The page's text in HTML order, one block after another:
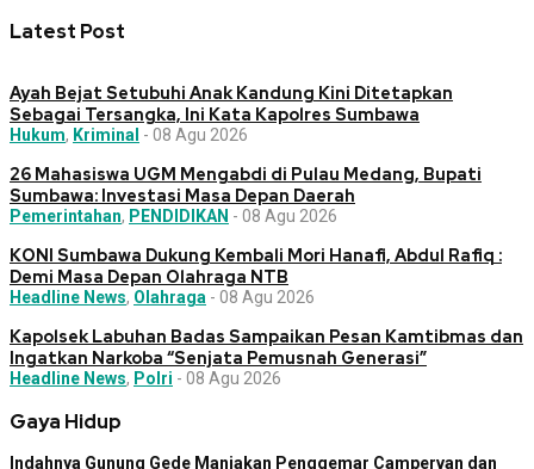
Latest Post
Ayah Bejat Setubuhi Anak Kandung Kini Ditetapkan
Sebagai Tersangka, Ini Kata Kapolres Sumbawa
Hukum, Kriminal - 08 Agu 2026
26 Mahasiswa UGM Mengabdi di Pulau Medang, Bupati
Sumbawa: Investasi Masa Depan Daerah
Pemerintahan, PENDIDIKAN - 08 Agu 2026
KONI Sumbawa Dukung Kembali Mori Hanafi, Abdul Rafiq :
Demi Masa Depan Olahraga NTB
Headline News, Olahraga - 08 Agu 2026
Kapolsek Labuhan Badas Sampaikan Pesan Kamtibmas dan
Ingatkan Narkoba “Senjata Pemusnah Generasi”
Headline News, Polri - 08 Agu 2026
Gaya Hidup
Indahnya Gunung Gede Manjakan Penggemar Campervan dan